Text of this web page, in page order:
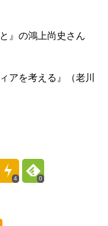
』の鴻上尚史さん
アを考える』（老川
4 0